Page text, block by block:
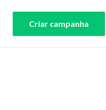
Criar campanha